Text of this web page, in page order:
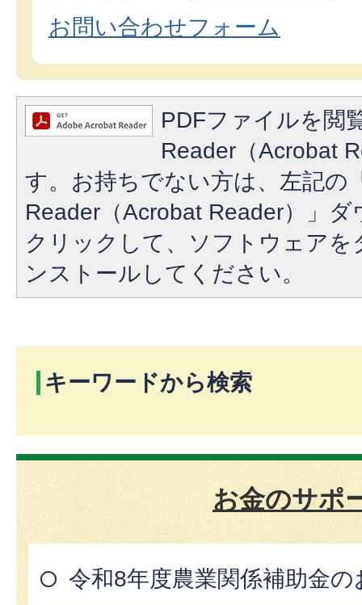
お問い合わせフォーム
PDFファイルを閲
Reader（Acrobat
す。お持ちでない方は、左記の
Reader（Acrobat Reader）」
クリックして、ソフトウェア
ンストールしてください。
キーワードから検索
お金のサポ
令和8年度農業関係補助金の